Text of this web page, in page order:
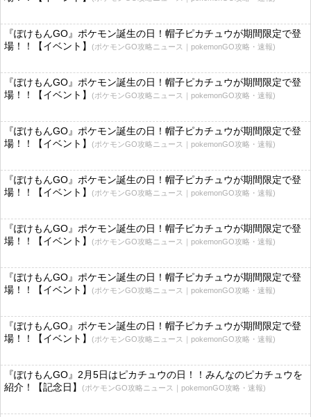
『ぽけもんGO』ポケモン誕生の日！帽子ピカチュウが期間限定で登
場！！【イベント】
(ポケモンGO攻略ニュース｜pokemonGO攻略・速報)
『ぽけもんGO』ポケモン誕生の日！帽子ピカチュウが期間限定で登
場！！【イベント】
(ポケモンGO攻略ニュース｜pokemonGO攻略・速報)
『ぽけもんGO』ポケモン誕生の日！帽子ピカチュウが期間限定で登
場！！【イベント】
(ポケモンGO攻略ニュース｜pokemonGO攻略・速報)
『ぽけもんGO』ポケモン誕生の日！帽子ピカチュウが期間限定で登
場！！【イベント】
(ポケモンGO攻略ニュース｜pokemonGO攻略・速報)
『ぽけもんGO』ポケモン誕生の日！帽子ピカチュウが期間限定で登
場！！【イベント】
(ポケモンGO攻略ニュース｜pokemonGO攻略・速報)
『ぽけもんGO』ポケモン誕生の日！帽子ピカチュウが期間限定で登
場！！【イベント】
(ポケモンGO攻略ニュース｜pokemonGO攻略・速報)
『ぽけもんGO』ポケモン誕生の日！帽子ピカチュウが期間限定で登
場！！【イベント】
(ポケモンGO攻略ニュース｜pokemonGO攻略・速報)
『ぽけもんGO』2月5日はピカチュウの日！！みんなのピカチュウを
紹介！【記念日】
(ポケモンGO攻略ニュース｜pokemonGO攻略・速報)